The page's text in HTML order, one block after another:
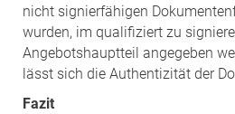
nicht signierfähigen
wurden, im qualifiziert zu
Angebotshauptteil angegeben
lässt sich die Authentizität der
Fazit